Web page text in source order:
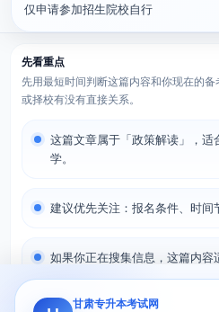
仅申请参加招生院校自行
先看重点
先用最短时间判断这篇内容和你现在的备
或择校有没有直接关系。
这篇文章属于「政策解读」，适
学。
建议优先关注：报名条件、时间
如果你正在搜集信息，这篇内容
甘肃专升本考试网
首页 题库